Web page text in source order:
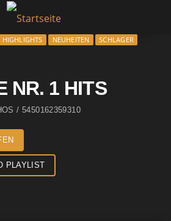
HIGHLIGHTS NEUHEITEN SCHLAGER
NR. 1 HITS
/ 5450162359310
PLAYLIST